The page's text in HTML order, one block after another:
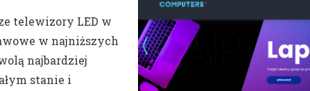
telewizory LED w
w najniższych
najbardziej
stanie i